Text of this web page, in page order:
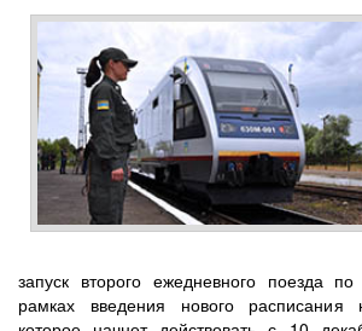
запуск второго ежедневного поезда
рамках введения нового